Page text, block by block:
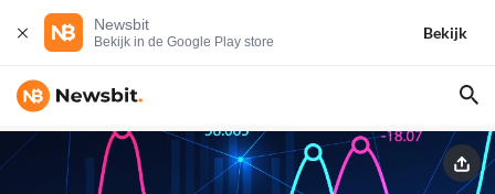
Newsbit
Bekijk in de Google Play store
Bekijk